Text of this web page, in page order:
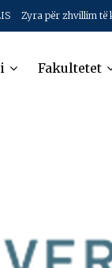
Zyra për zhvillim të
Fakultetet